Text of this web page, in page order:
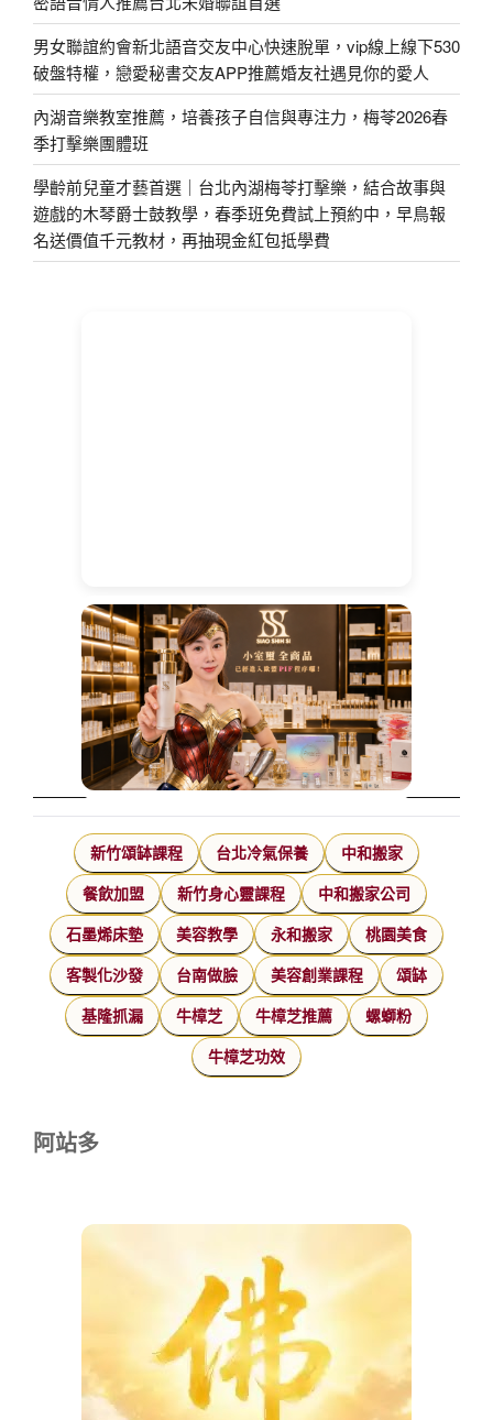
男女聯誼約會新北語音交友中心快速脫單，vip線上線下530
破盤特權，戀愛秘書交友APP推薦婚友社遇見你的愛人
內湖音樂教室推薦，培養孩子自信與專注力，梅苓2026春
季打擊樂團體班
學齡前兒童才藝首選｜台北內湖梅苓打擊樂，結合故事與
遊戲的木琴爵士鼓教學，春季班免費試上預約中，早鳥報
名送價值千元教材，再抽現金紅包抵學費
新竹頌缽課程 台北冷氣保養 中和搬家
餐飲加盟 新竹身心靈課程 中和搬家公司
石墨烯床墊 美容教學 永和搬家 桃園美食
客製化沙發 台南做臉 美容創業課程 頌缽
基隆抓漏 牛樟芝 牛樟芝推薦 螺螄粉
牛樟芝功效
阿站多